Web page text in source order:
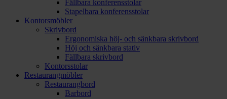
Fällbara konferensstolar
Stapelbara konferensstolar
Kontorsmöbler
Skrivbord
Ergonomiska höj- och sänkbara skrivbord
Höj och sänkbara stativ
Fällbara skrivbord
Kontorsstolar
Restaurangmöbler
Restaurangbord
Barbord